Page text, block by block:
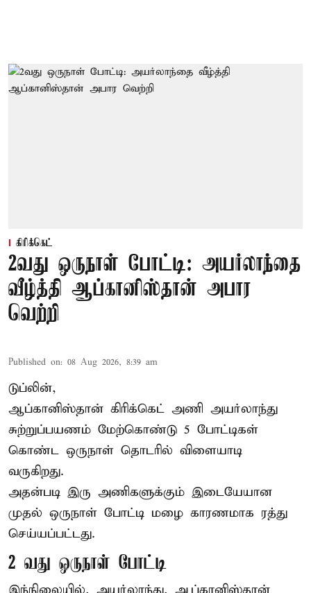
கிரிக்கெட்
2வது ஒருநாள் போட்டி: அயர்லாந்தை
வீழ்த்தி ஆப்கானிஸ்தான் அபார
வெற்றி
Published on: 08 Aug 2026, 8:39 am
டுப்லின்,
ஆப்கானிஸ்தான் கிரிக்கெட் அணி அயர்லாந்து
சுற்றுப்பயணம் மேற்கொண்டு 5 போட்டிகள்
கொண்ட ஒருநாள் தொடரில் விளையாடி
வருகிறது.
அதன்படி இரு அணிகளுக்கும் இடையேயான
முதல் ஒருநாள் போட்டி மழை காரணமாக ரத்து
செய்யப்பட்டது.
2 வது ஒருநாள் போட்டி